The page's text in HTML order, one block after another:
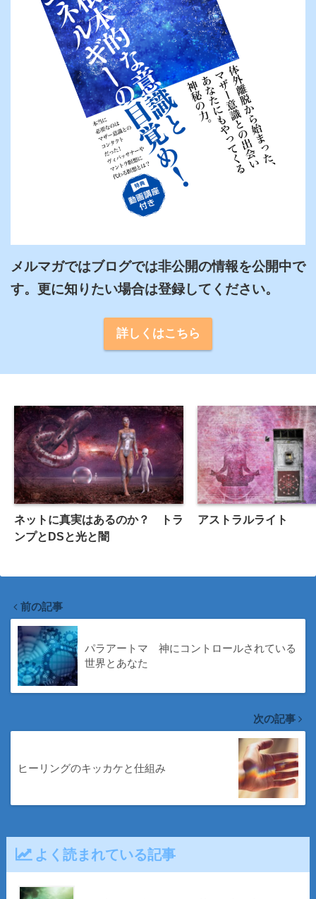
メルマガではブログでは非公開の情報を公開中で
詳しくはこちら
ネットに真実はあるのか？ トラ
ンプとDSと光と闇
アストラルライト
前の記事
パラアートマ 神にコントロールされている
世界とあなた
次の記事
ヒーリングのキッカケと仕組み
よく読まれている記事